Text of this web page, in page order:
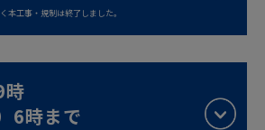
本工事・規制は終了しました。
6時まで